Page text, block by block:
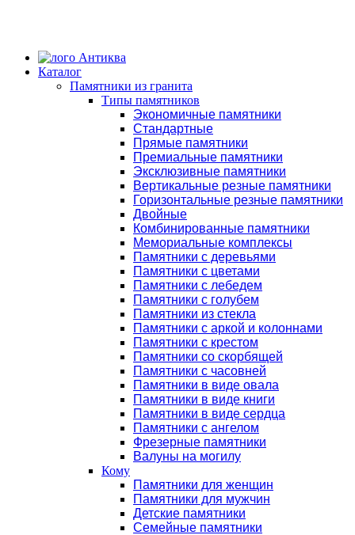
Каталог
Памятники из гранита
Типы памятников
Экономичные памятники
Стандартные
Прямые памятники
Премиальные памятники
Эксклюзивные памятники
Вертикальные резные памятники
Горизонтальные резные памятники
Двойные
Комбинированные памятники
Мемориальные комплексы
Памятники с деревьями
Памятники с цветами
Памятники с лебедем
Памятники с голубем
Памятники из стекла
Памятники с аркой и колоннами
Памятники с крестом
Памятники со скорбящей
Памятники с часовней
Памятники в виде овала
Памятники в виде книги
Памятники в виде сердца
Памятники с ангелом
Фрезерные памятники
Валуны на могилу
Кому
Памятники для женщин
Памятники для мужчин
Детские памятники
Семейные памятники